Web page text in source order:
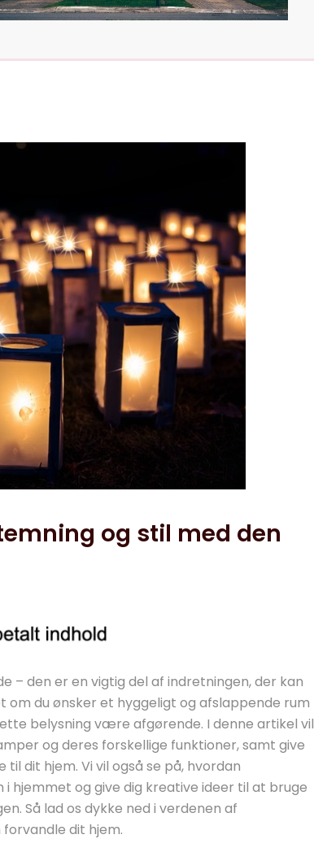
og stil med den
– den er en vigtig del af indretningen, der kan
om du ønsker et hyggeligt og afslappende rum
belysning være afgørende. I denne artikel vil
og deres forskellige funktioner, samt give
dit hjem. Vi vil også se på, hvordan
hjemmet og give dig kreative ideer til at bruge
Så lad os dykke ned i verdenen af
dit hjem.